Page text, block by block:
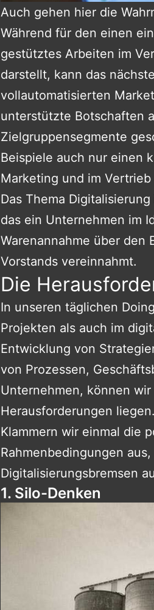
Auch gehen hier die
Während für den einen
gestütztes Arbeiten im
darstellt, kann das
vollautomatisierten
unterstützte Botschaften
Zielgruppensegmente
Beispiele auch nur einen
Marketing und im Vertrieb
Das Thema
das ein Unternehmen im
Warenannahme über den
Vorstands vereinnahmt.
Die
In unseren täglichen
Projekten als auch im
Entwicklung von
von Prozessen,
Unternehmen, können
Herausforderungen liegen.
Klammern wir einmal die
Rahmenbedingungen
Digitalisierungsbremsen
1. Silo-Denken